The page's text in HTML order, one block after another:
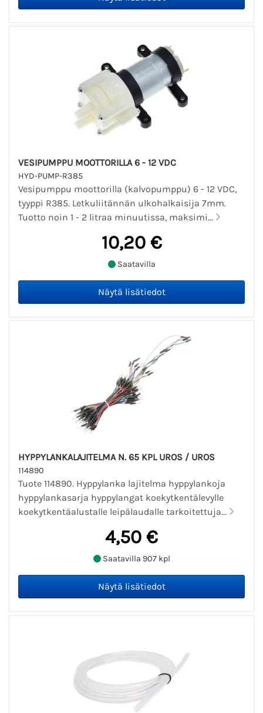
VESIPUMPPU MOOTTORILLA 6 - 12 VDC
HYD-PUMP-R385
Vesipumppu moottorilla (kalvopumppu) 6 - 12 VDC,
tyyppi R385. Letkuliitännän ulkohalkaisija 7mm.
Tuotto noin 1 - 2 litraa minuutissa, maksimi...
10,20 €
Saatavilla
HYPPYLANKALAJITELMA N. 65 KPL UROS / UROS
114890
Tuote 114890. Hyppylanka lajitelma hyppylankoja
hyppylankasarja hyppylangat koekytkentälevylle
koekytkentäalustalle leipälaudalle tarkoitettuja...
4,50 €
Saatavilla 907 kpl